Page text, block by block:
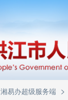
湘易办超级服务端 >